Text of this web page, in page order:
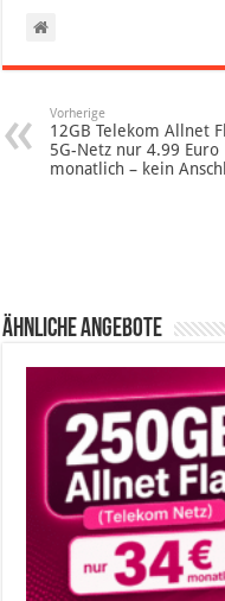
Vorherige
12GB Telekom Allnet
5G-Netz nur 4.99 Euro
monatlich – kein
Ähnliche Angebote